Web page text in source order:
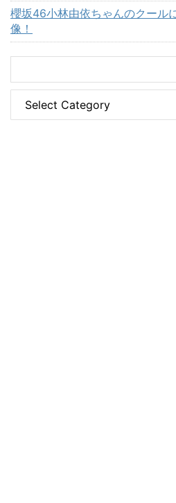
櫻坂46小林由依ちゃんのクール
像！